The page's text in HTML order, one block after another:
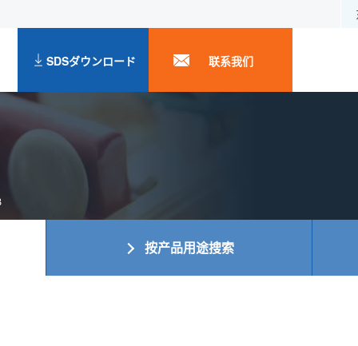
SDSダウンロード 联系我们
按产品用途搜索